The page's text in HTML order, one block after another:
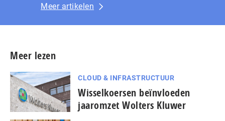
Meer artikelen
Meer lezen
CLOUD & INFRASTRUCTUUR
Wisselkoersen beïnvloeden
jaaromzet Wolters Kluwer